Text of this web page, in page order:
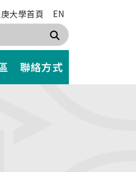
大學首頁 EN
搜尋
聯絡方式